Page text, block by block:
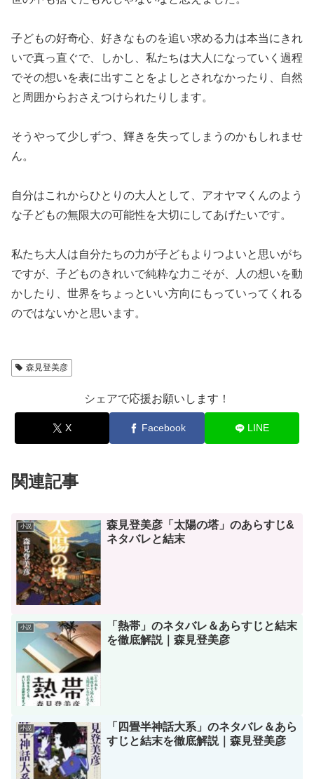
子どもの好奇心、好きなものを追い求める力は本当にきれ
いで真っ直ぐで、しかし、私たちは大人になっていく過程
でその想いを表に出すことをよしとされなかったり、自然
と周囲からおさえつけられたりします。
そうやって少しずつ、輝きを失ってしまうのかもしれませ
ん。
自分はこれからひとりの大人として、アオヤマくんのよう
な子どもの無限大の可能性を大切にしてあげたいです。
私たち大人は自分たちの力が子どもよりつよいと思いがち
ですが、子どものきれいで純粋な力こそが、人の想いを動
かしたり、世界をちょっといい方向にもっていってくれる
のではないかと思います。
森見登美彦
シェアで応援お願いします！
X Facebook LINE
関連記事
小説
森見登美彦「太陽の塔」のあらすじ&
ネタバレと結末
小説
「熱帯」のネタバレ＆あらすじと結末
を徹底解説｜森見登美彦
小説
「四畳半神話大系」のネタバレ＆あら
すじと結末を徹底解説｜森見登美彦